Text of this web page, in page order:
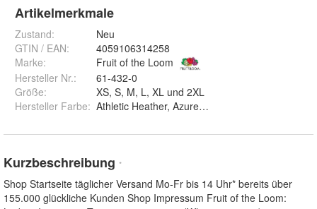
Artikelmerkmale
Zustand:
Neu
GTIN / EAN:
4059106314258
Marke:
Fruit of the Loom
Hersteller Nr.:
61-432-0
Größe:
XS, S, M, L, XL und 2XL
Hersteller Farbe: Athletic Heather, Azure Blue, Black, Burgundy,
Kurzbeschreibung *
Shop Startseite täglicher Versand Mo-Fr bis 14 Uhr* bereits über
155.000 glückliche Kunden Shop Impressum Fruit of the Loom: